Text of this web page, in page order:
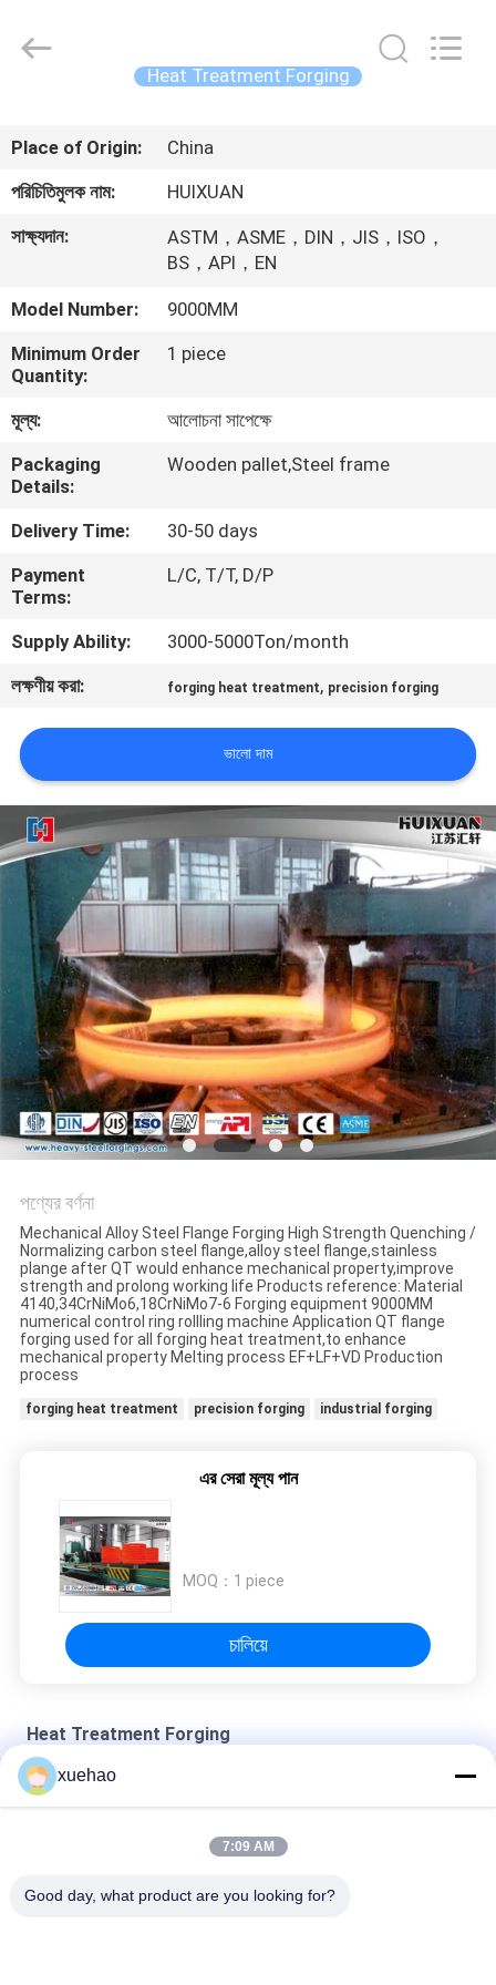
পণ্য
সম্পর্কে
কারখানা
ভ্রমণ
নিয়ন্ত্রণ
ম্যাপ
PRIVACY
POLICY
ENERGY
EQUIPMENT
Heat Treatment Forging
Place of Origin:
China
পরিচিতিমুলক নাম:
HUIXUAN
সাক্ষ্যদান:
ASTM，ASME，DIN，JIS，ISO，
BS，API，EN
Model Number:
9000MM
Minimum Order
Quantity:
1 piece
মূল্য:
আলোচনা সাপেক্ষে
Packaging
Details:
Wooden pallet,Steel frame
Delivery Time:
30-50 days
Payment
Terms:
L/C, T/T, D/P
Supply Ability:
3000-5000Ton/month
লক্ষণীয় করা:
forging heat treatment, precision forging
ভালো দাম
পণ্যের বর্ণনা
Mechanical Alloy Steel Flange Forging High Strength Quenching /
Normalizing carbon steel flange,alloy steel flange,stainless
plange after QT would enhance mechanical property,improve
strength and prolong working life Products reference: Material
4140,34CrNiMo6,18CrNiMo7-6 Forging equipment 9000MM
numerical control ring rollling machine Application QT flange
forging used for all forging heat treatment,to enhance
mechanical property Melting process EF+LF+VD Production
process
forging heat treatment precision forging industrial forging
এর সেরা মূল্য পান
MOQ： 1 piece
চালিয়ে
Heat Treatment Forging
উচ্চ তাপমাত্রা কাঠামো ইস্পাত ব্যারেল UNS N06617
xuehao
7:09 AM
Good day, what product are you looking for?